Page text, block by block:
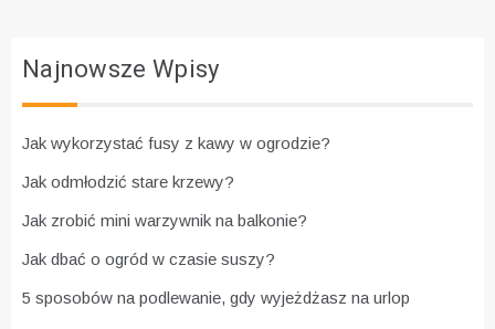
Najnowsze Wpisy
Jak wykorzystać fusy z kawy w ogrodzie?
Jak odmłodzić stare krzewy?
Jak zrobić mini warzywnik na balkonie?
Jak dbać o ogród w czasie suszy?
5 sposobów na podlewanie, gdy wyjeżdżasz na urlop